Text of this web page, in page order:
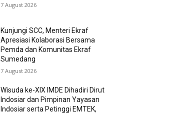
7 August 2026
Kunjungi SCC, Menteri Ekraf
Apresiasi Kolaborasi Bersama
Pemda dan Komunitas Ekraf
Sumedang
7 August 2026
Wisuda ke-XIX IMDE Dihadiri Dirut
Indosiar dan Pimpinan Yayasan
Indosiar serta Petinggi EMTEK,